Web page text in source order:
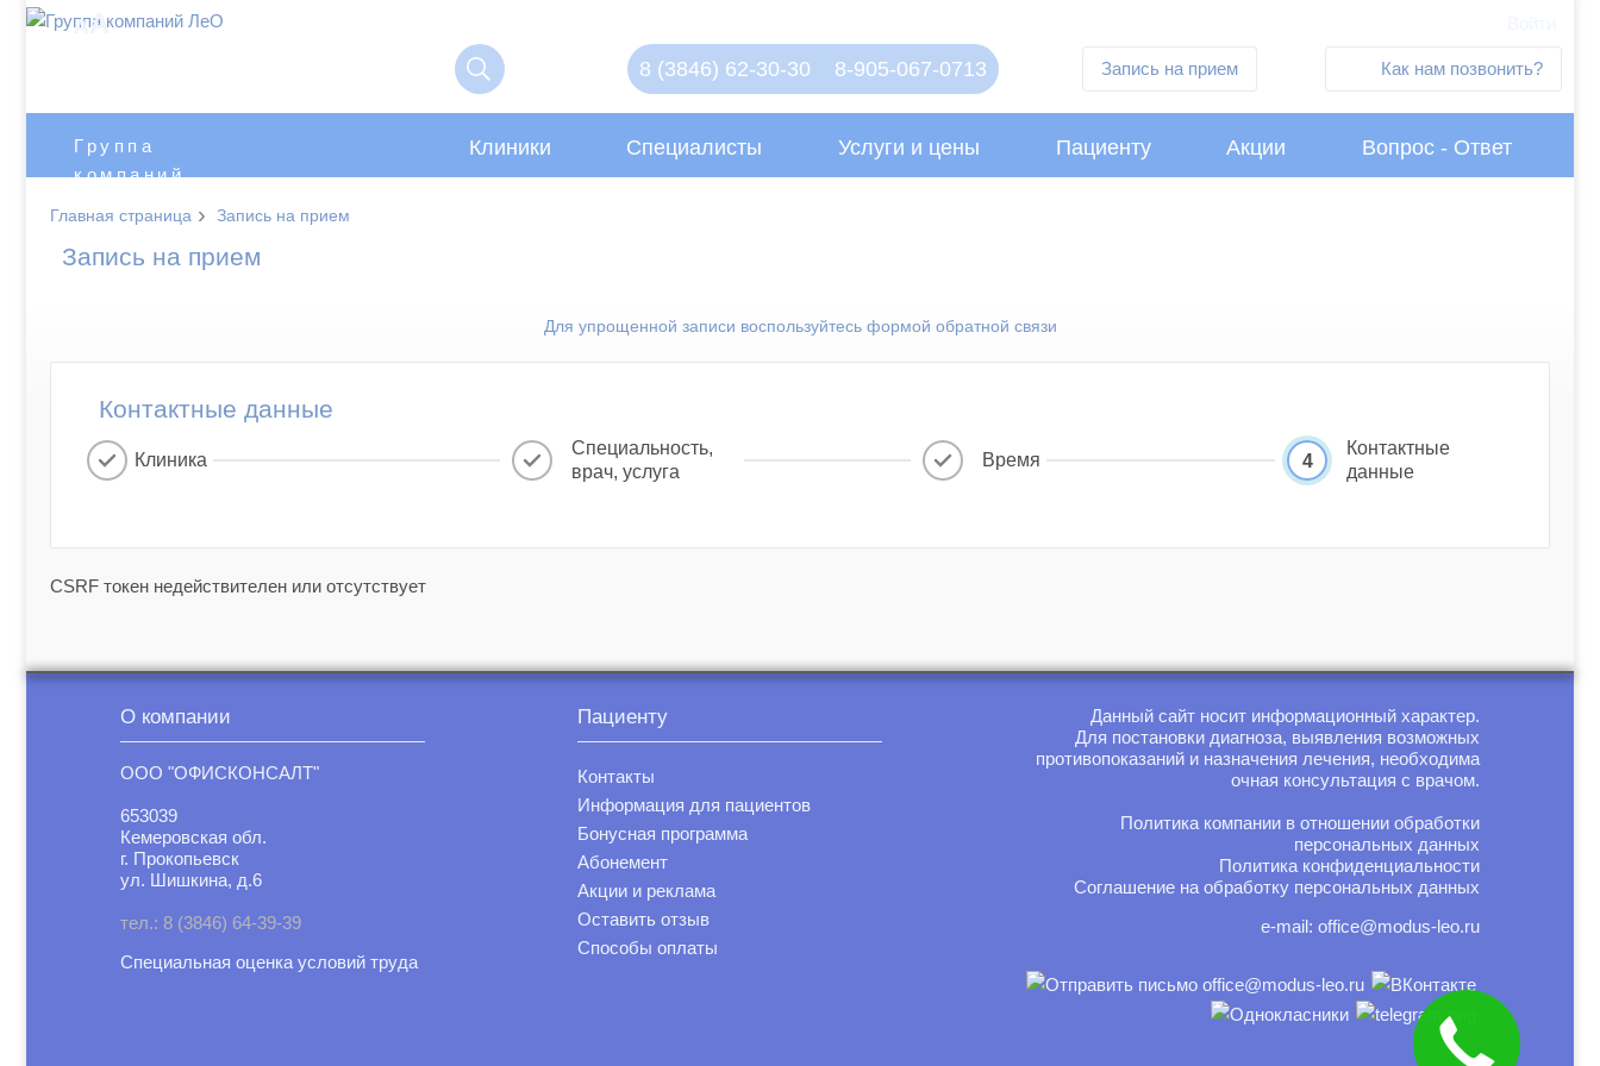
AA
Группа
компаний
8 (3846) 62-30-30 8-905-067-0713 Запись на прием Как нам позвонить?
Клиники Специалисты Услуги и цены Пациенту Акции Вопрос - Ответ
Главная страница › Запись на прием
Запись на прием
Для упрощенной записи воспользуйтесь формой обратной связи
Контактные данные
Клиника
Специальность,
врач, услуга
Время 4
Контактные
данные
CSRF токен недействителен или отсутствует
О компании
ООО "ОФИСКОНСАЛТ"
653039
Кемеровская обл.
г. Прокопьевск
ул. Шишкина, д.6
тел.: 8 (3846) 64-39-39
Специальная оценка условий труда
Пациенту
Контакты
Информация для пациентов
Бонусная программа
Абонемент
Акции и реклама
Оставить отзыв
Способы оплаты
Данный сайт носит информационный характер.
Для постановки диагноза, выявления возможных
противопоказаний и назначения лечения, необходима
очная консультация с врачом.
Политика компании в отношении обработки
персональных данных
Политика конфиденциальности
Соглашение на обработку персональных данных
e-mail: office@modus-leo.ru